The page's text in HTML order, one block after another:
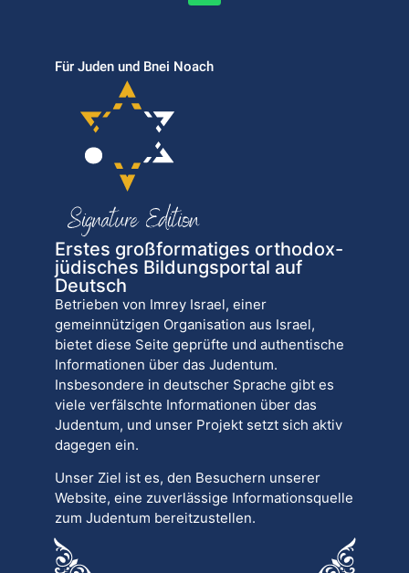
Für Juden und Bnei Noach
Erstes großformatiges orthodox-
jüdisches Bildungsportal auf
Deutsch
Betrieben von Imrey Israel, einer
gemeinnützigen Organisation aus Israel,
bietet diese Seite geprüfte und authentische
Informationen über das Judentum.
Insbesondere in deutscher Sprache gibt es
viele verfälschte Informationen über das
Judentum, und unser Projekt setzt sich aktiv
dagegen ein.
Unser Ziel ist es, den Besuchern unserer
Website, eine zuverlässige Informationsquelle
zum Judentum bereitzustellen.